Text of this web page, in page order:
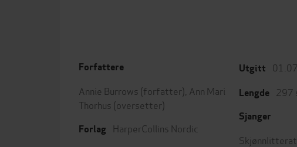
Forfattere
Annie Burrows (forfatter), Ann Mari
Thorhus (oversetter)
Forlag HarperCollins Nordic
Utgitt
Lengde 297
Sjanger